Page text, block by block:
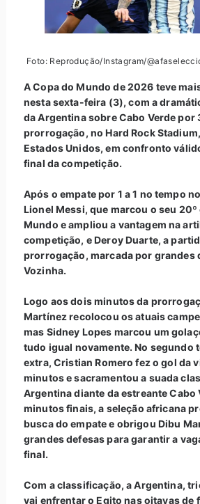
Foto: Reprodução/Instagram/
A Copa do Mundo de 2026 teve
nesta sexta-feira (3), com a
da Argentina sobre Cabo Verde por
prorrogação, no Hard Rock
Estados Unidos, em confronto
final da competição.
Após o empate por 1 a 1 no tempo
Lionel Messi, que marcou o seu 20º
Mundo e ampliou a vantagem na
competição, e Deroy Duarte, a
prorrogação, marcada por grandes
Vozinha.
Logo aos dois minutos da
Martínez recolocou os atuais
mas Sidney Lopes marcou um
tudo igual novamente. No segundo
extra, Cristian Romero fez o gol da
minutos e sacramentou a suada
Argentina diante da estreante Cabo
minutos finais, a seleção africana
busca do empate e obrigou Dibu
grandes defesas para garantir a
final.
Com a classificação, a Argentina,
vai enfrentar o Egito nas oitavas de